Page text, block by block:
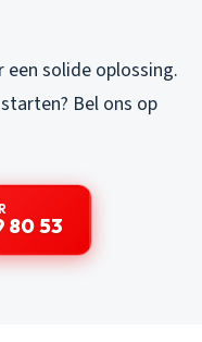
een solide oplossing.
Bel ons op
80 53